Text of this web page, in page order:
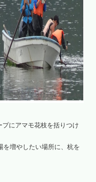
にアマモ花枝を括りつけ
を増やしたい場所に、杭を